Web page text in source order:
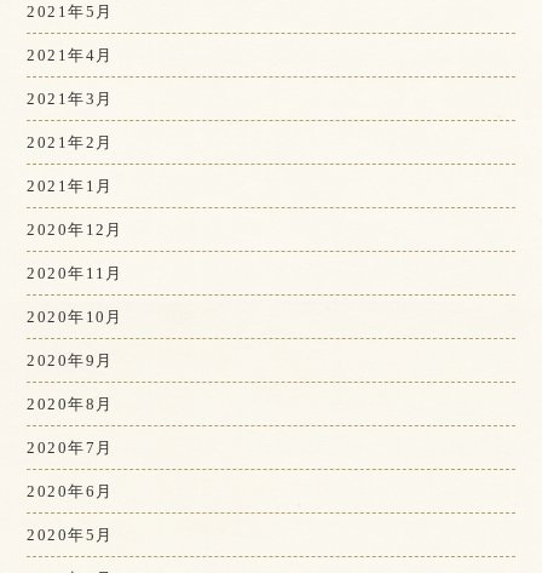
2021年5月
2021年4月
2021年3月
2021年2月
2021年1月
2020年12月
2020年11月
2020年10月
2020年9月
2020年8月
2020年7月
2020年6月
2020年5月